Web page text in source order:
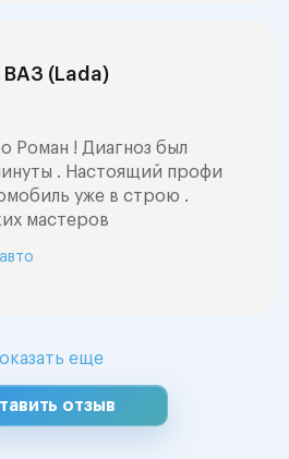
ВАЗ (Lada)
Роман ! Диагноз был
. Настоящий профи
уже в строю .
мастеров
еще
отзыв